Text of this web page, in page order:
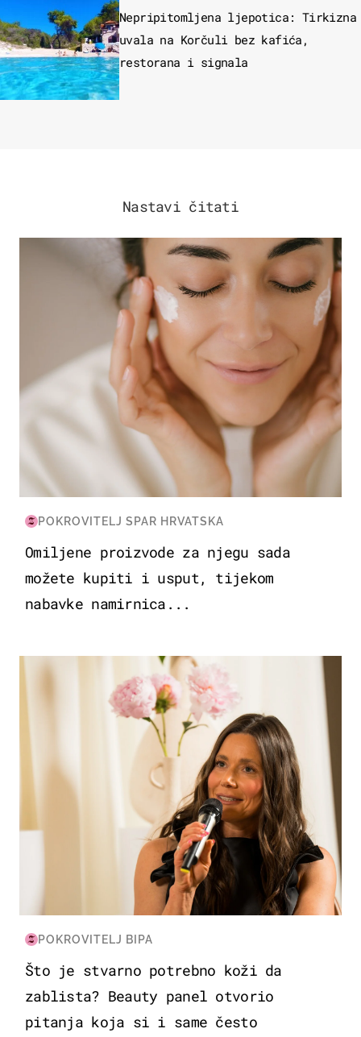
Nepripitomljena ljepotica: Tirkizna
uvala na Korčuli bez kafića,
restorana i signala
Nastavi čitati
MODA & LJEPOTA
POKROVITELJ SPAR HRVATSKA
Omiljene proizvode za njegu sada
možete kupiti i usput, tijekom
nabavke namirnica...
MODA & LJEPOTA
POKROVITELJ BIPA
Što je stvarno potrebno koži da
zablista? Beauty panel otvorio
pitanja koja si i same često